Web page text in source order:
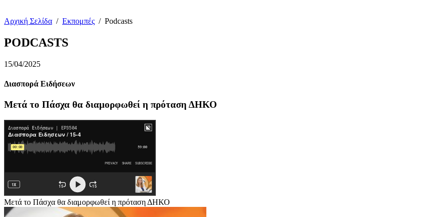
Αρχική Σελίδα / Εκπομπές / Podcasts
PODCASTS
15/04/2025
Διασπορά Ειδήσεων
Μετά το Πάσχα θα διαμορφωθεί η πρόταση ΔΗΚΟ
Μετά το Πάσχα θα διαμορφωθεί η πρόταση ΔΗΚΟ